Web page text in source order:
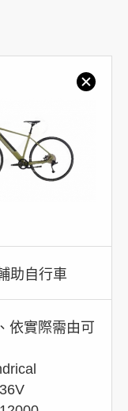
助自行車
依實際需由可